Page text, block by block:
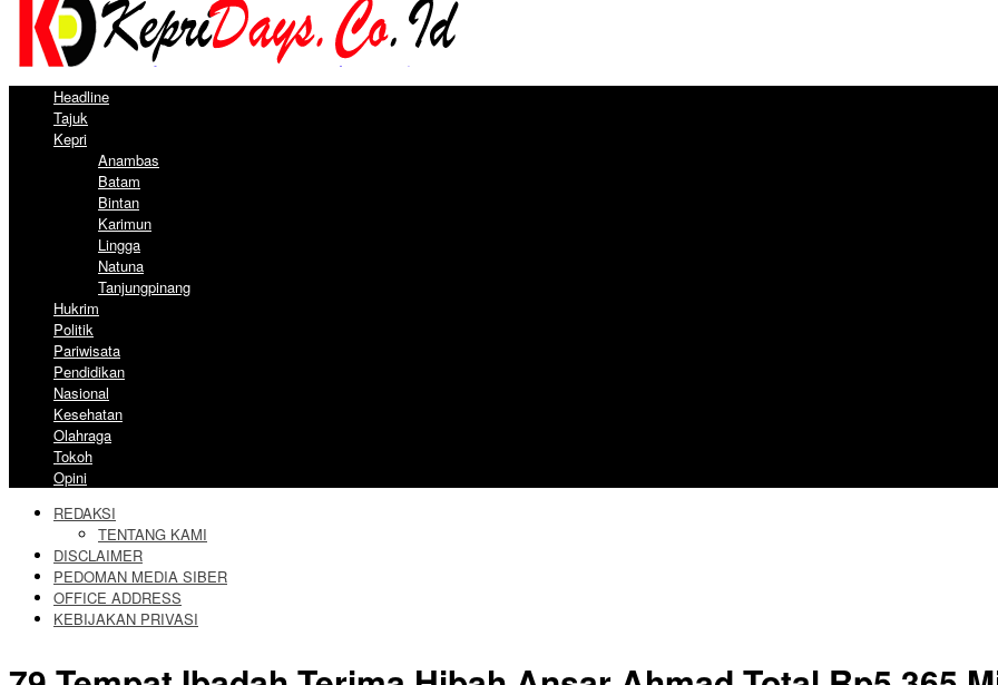
Headline
Tajuk
Kepri
Anambas
Batam
Bintan
Karimun
Lingga
Natuna
Tanjungpinang
Hukrim
Politik
Pariwisata
Pendidikan
Nasional
Kesehatan
Olahraga
Tokoh
Opini
REDAKSI
TENTANG KAMI
DISCLAIMER
PEDOMAN MEDIA SIBER
OFFICE ADDRESS
KEBIJAKAN PRIVASI